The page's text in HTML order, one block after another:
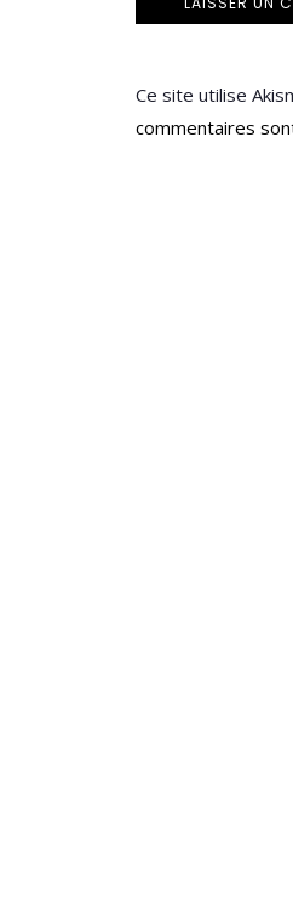
Ce site utilise
commentaires